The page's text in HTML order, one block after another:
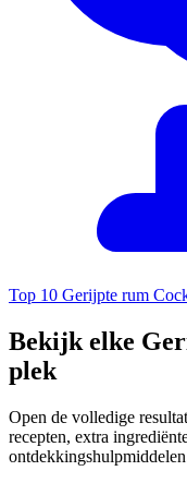
Top 10 Gerijpte rum
Bekijk elke
plek
Open de volledige
recepten, extra